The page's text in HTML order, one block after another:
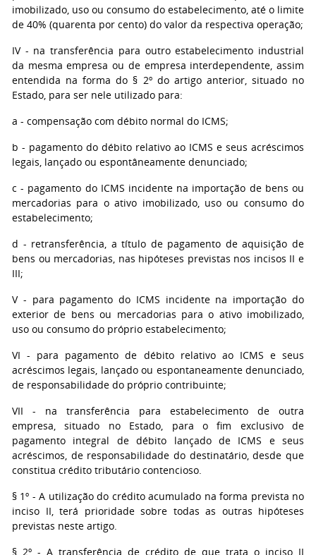
imobilizado, uso ou consumo do estabelecimento, até o limite
de 40% (quarenta por cento) do valor da respectiva operação;
IV - na transferência para outro estabelecimento industrial
da mesma empresa ou de empresa interdependente, assim
entendida na forma do § 2º do artigo anterior, situado no
Estado, para ser nele utilizado para:
a - compensação com débito normal do ICMS;
b - pagamento do débito relativo ao ICMS e seus acréscimos
legais, lançado ou espontâneamente denunciado;
c - pagamento do ICMS incidente na importação de bens ou
mercadorias para o ativo imobilizado, uso ou consumo do
estabelecimento;
d - retransferência, a título de pagamento de aquisição de
bens ou mercadorias, nas hipóteses previstas nos incisos II e
III;
V - para pagamento do ICMS incidente na importação do
exterior de bens ou mercadorias para o ativo imobilizado,
uso ou consumo do próprio estabelecimento;
VI - para pagamento de débito relativo ao ICMS e seus
acréscimos legais, lançado ou espontaneamente denunciado,
de responsabilidade do próprio contribuinte;
VII - na transferência para estabelecimento de outra
empresa, situado no Estado, para o fim exclusivo de
pagamento integral de débito lançado de ICMS e seus
acréscimos, de responsabilidade do destinatário, desde que
constitua crédito tributário contencioso.
§ 1º - A utilização do crédito acumulado na forma prevista no
inciso II, terá prioridade sobre todas as outras hipóteses
previstas neste artigo.
§ 2º - A transferência de crédito de que trata o inciso II